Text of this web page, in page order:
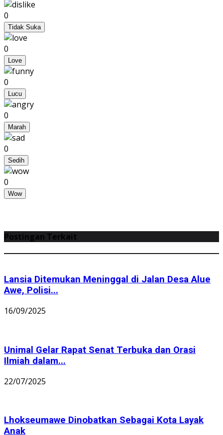
0
Tidak Suka
0
Love
0
Lucu
0
Marah
0
Sedih
0
Wow
Postingan Terkait
Lansia Ditemukan Meninggal di Jalan Desa Alue
Awe, Polisi...
16/09/2025
Unimal Gelar Rapat Senat Terbuka dan Orasi
Ilmiah dalam...
22/07/2025
Lhokseumawe Dinobatkan Sebagai Kota Layak
Anak